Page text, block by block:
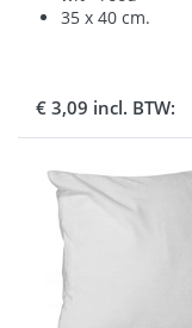
35 x 40 cm.
€ 3,09 incl. BTW: